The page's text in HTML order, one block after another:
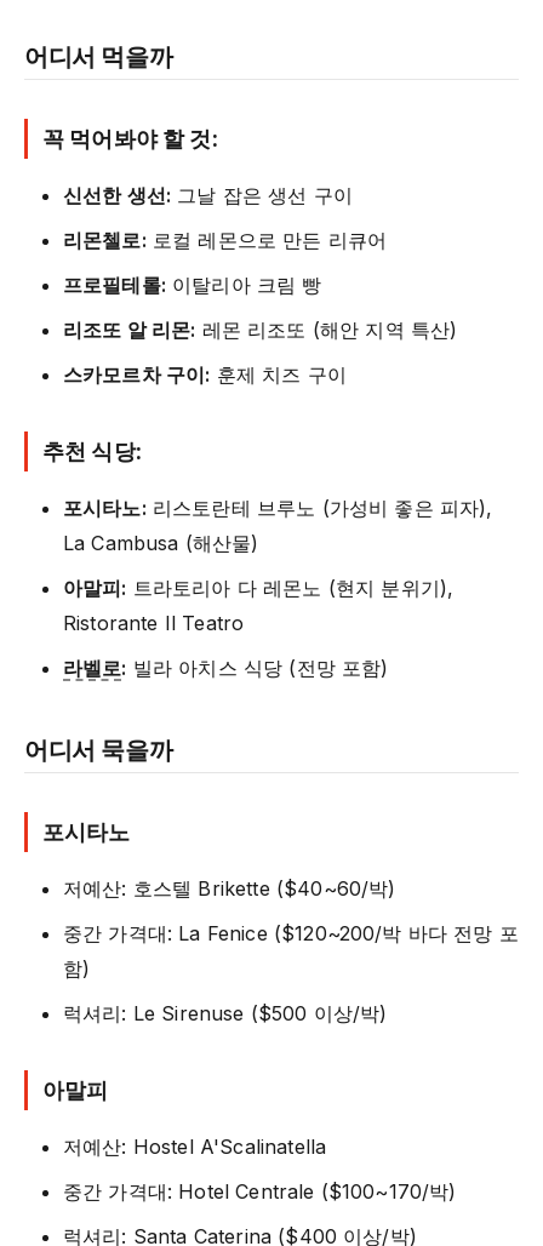
어디서 먹을까
꼭 먹어봐야 할 것:
신선한 생선: 그날 잡은 생선 구이
리몬첼로: 로컬 레몬으로 만든 리큐어
프로필테롤: 이탈리아 크림 빵
리조또 알 리몬: 레몬 리조또 (해안 지역 특산)
스카모르차 구이: 훈제 치즈 구이
추천 식당:
포시타노: 리스토란테 브루노 (가성비 좋은 피자),
La Cambusa (해산물)
아말피: 트라토리아 다 레몬노 (현지 분위기),
Ristorante Il Teatro
라벨로: 빌라 아치스 식당 (전망 포함)
어디서 묵을까
포시타노
저예산: 호스텔 Brikette ($40~60/박)
중간 가격대: La Fenice ($120~200/박 바다 전망 포
함)
럭셔리: Le Sirenuse ($500 이상/박)
아말피
저예산: Hostel A'Scalinatella
중간 가격대: Hotel Centrale ($100~170/박)
럭셔리: Santa Caterina ($400 이상/박)